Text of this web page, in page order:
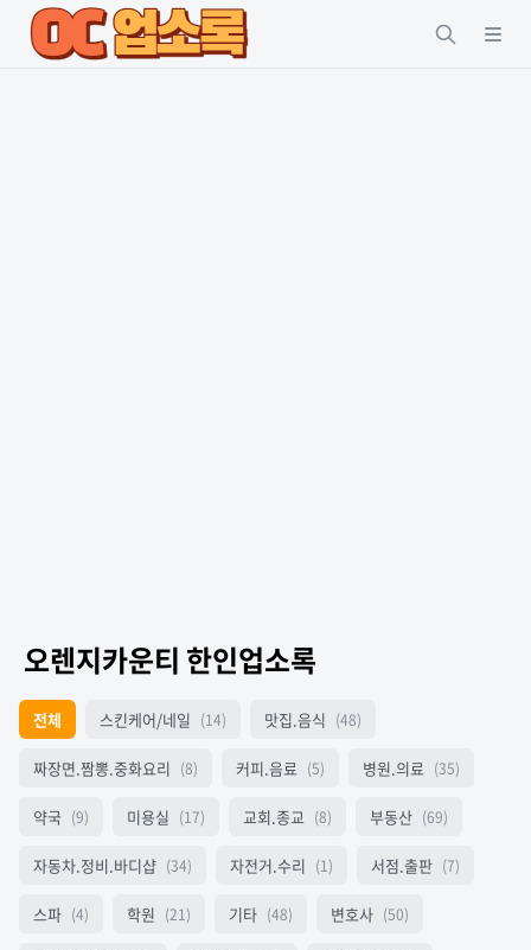
오렌지카운티 한인업소록
전체 스킨케어/네일 (14) 맛집.음식 (48)
짜장면.짬뽕.중화요리 (8) 커피.음료 (5) 병원.의료 (35)
약국 (9) 미용실 (17) 교회.종교 (8) 부동산 (69)
자동차.정비.바디샵 (34) 자전거.수리 (1) 서점.출판 (7)
스파 (4) 학원 (21) 기타 (48) 변호사 (50)